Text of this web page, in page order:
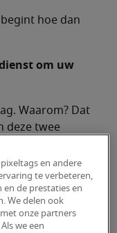
hoe dan
om uw
Waarom? Dat
deze twee
en andere
te verbeteren,
de prestaties en
We delen ook
onze partners
we een